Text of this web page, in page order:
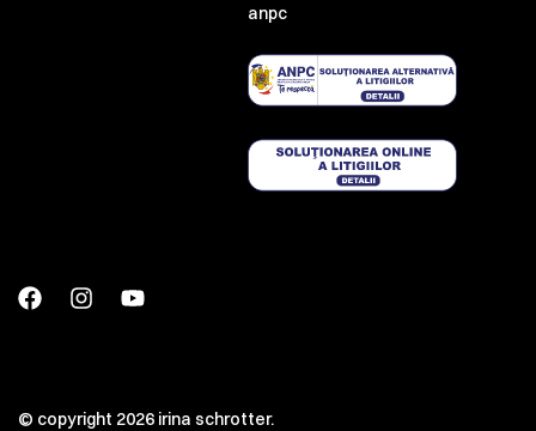
anpc
© copyright 2026 irina schrotter.